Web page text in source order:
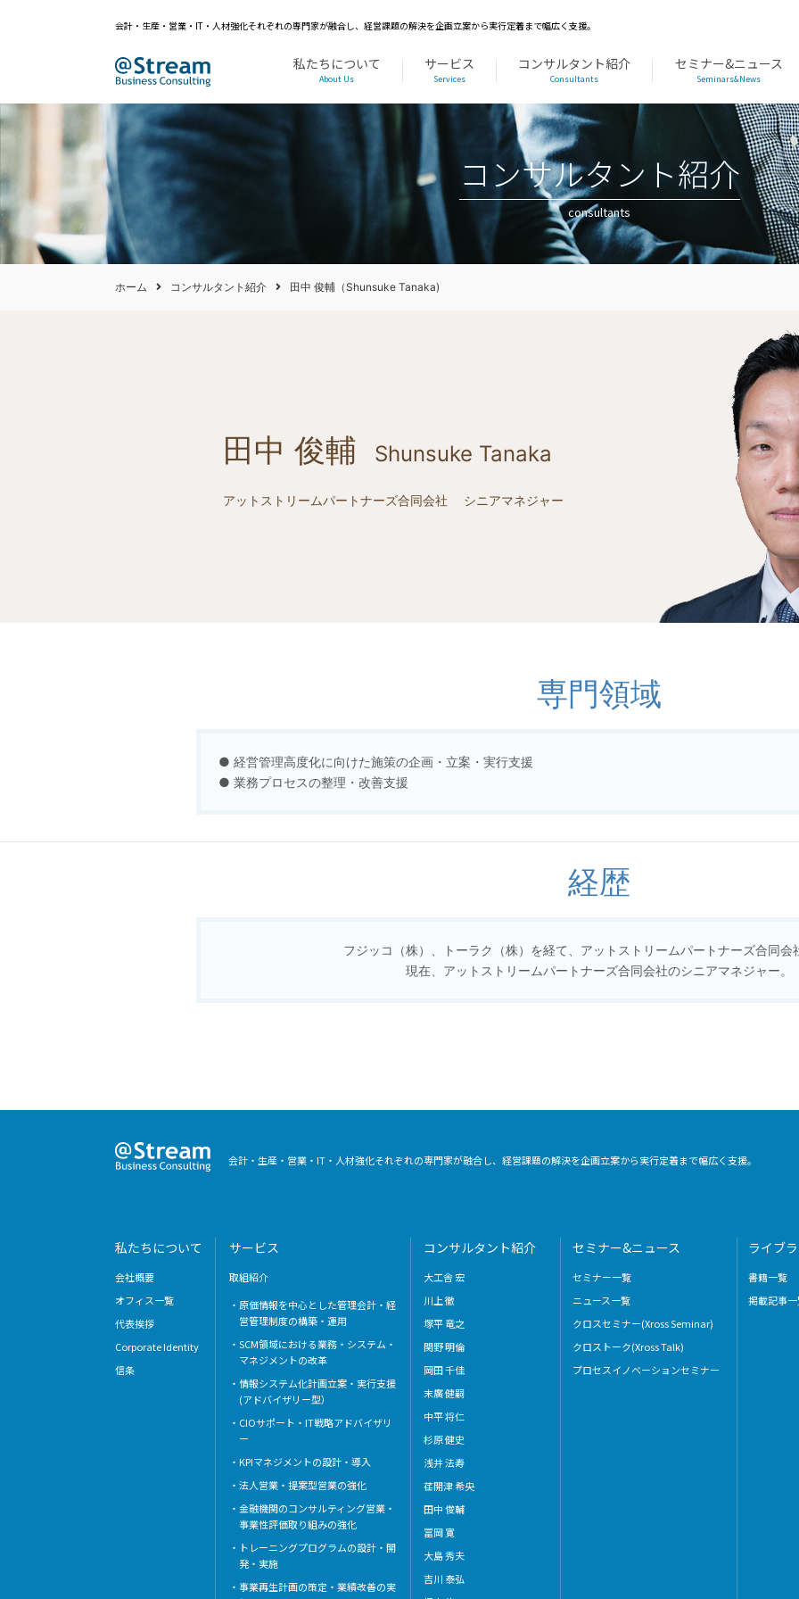
会計・生産・営業・IT・人材強化それぞれの専門家が融合し、経営課題の解決を企画立案から実行定着まで幅広く支援。
私たちについて
About Us
サービス
Services
コンサルタント紹介
Consultants
セミナー&ニュース
Seminars&News
コンサルタント紹介
consultants
ホーム コンサルタント紹介 田中 俊輔（Shunsuke Tanaka)
田中 俊輔 Shunsuke Tanaka
アットストリームパートナーズ合同会社 シニアマネジャー
専門領域
● 経営管理高度化に向けた施策の企画・立案・実行支援
● 業務プロセスの整理・改善支援
経歴
フジッコ（株）、トーラク（株）を経て、アットストリームパートナーズ合同会
現在、アットストリームパートナーズ合同会社のシニアマネジャー。
会計・生産・営業・IT・人材強化それぞれの専門家が融合し、経営課題の解決を企画立案から実行定着まで幅広く支援。
私たちについて
会社概要
オフィス一覧
代表挨拶
Corporate Identity
信条
サービス
取組紹介
原価情報を中心とした管理会計・経
営管理制度の構築・運用
SCM領域における業務・システム・
マネジメントの改革
情報システム化計画立案・実行支援
(アドバイザリー型）
CIOサポート・IT戦略アドバイザリ
ー
KPIマネジメントの設計・導入
法人営業・提案型営業の強化
金融機関のコンサルティング営業・
事業性評価取り組みの強化
トレーニングプログラムの設計・開
発・実施
事業再生計画の策定・業績改善の実
コンサルタント紹介
大工舎 宏
川上 徹
塚平 竜之
関野 明倫
岡田 千佳
末廣 健嗣
中平 将仁
杉原 健史
浅井 法寿
荏開津 希央
田中 俊輔
冨岡 寛
大島 秀夫
吉川 泰弘
セミナー&ニュース
セミナー一覧
ニュース一覧
クロスセミナー(Xross Seminar)
クロストーク(Xross Talk)
プロセスイノベーションセミナー
ライブ
書籍一覧
掲載記事